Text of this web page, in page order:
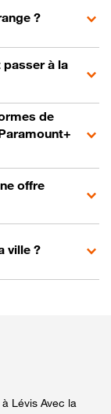
?
passer à la
de
offre
ville ?
Lévis Avec la